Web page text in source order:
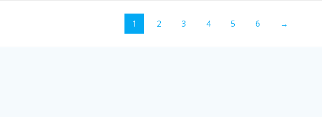
1 2 3 4 5 6 →